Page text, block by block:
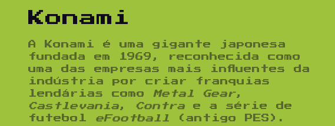
Konami
A Konami
é uma gigante japonesa
fundada em 1969, reconhecida como
uma das empresas mais influentes da
indústria por criar franquias
lendárias como Metal Gear,
Castlevania, Contrae a série de
futebol eFootball (antigo PES).